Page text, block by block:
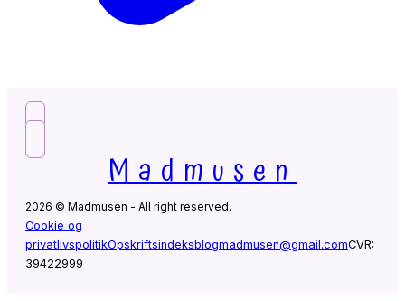
Madmusen
2026 © Madmusen - All right reserved.
Cookie og
privatlivspolitikOpskriftsindeksblogmadmusen@gmail.comCVR:
39422999